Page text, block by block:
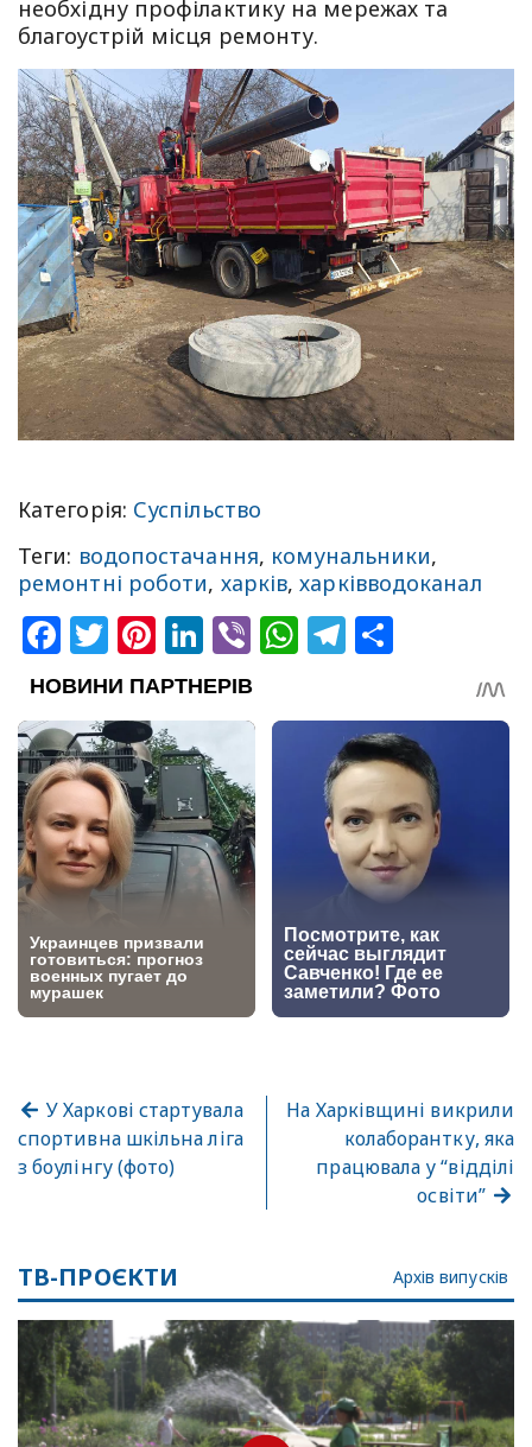
необхідну профілактику на мережах та
благоустрій місця ремонту.
Категорія: Суспільство
Теги: водопостачання, комунальники,
ремонтні роботи, харків,харківводоканал
Facebook
Twitter
Pinterest
LinkedIn
ViberWhatsApp
Telegram
У Харкові стартувала
спортивна шкільна ліга
з боулінгу (фото)
На Харківщині викрили
колаборантку, яка
працювала у “відділі
освіти”
ТВ-ПРОЄКТИ Архів випусків